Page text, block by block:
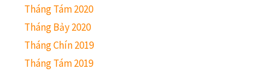
Tháng Tám 2020
Tháng Bảy 2020
Tháng Chín 2019
Tháng Tám 2019